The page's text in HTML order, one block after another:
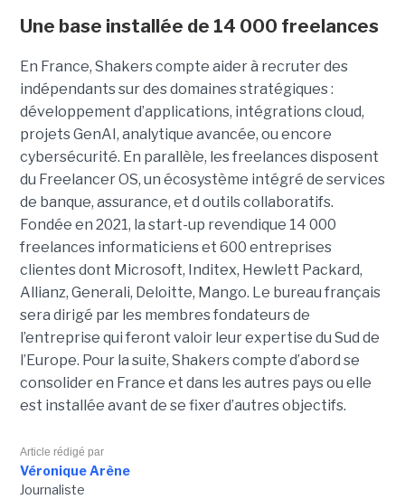
Une base installée de 14 000 freelances
En France, Shakers compte aider à recruter des
indépendants sur des domaines stratégiques :
développement d’applications, intégrations cloud,
projets GenAI, analytique avancée, ou encore
cybersécurité. En parallèle, les freelances disposent
du Freelancer OS, un écosystème intégré de services
de banque, assurance, et d outils collaboratifs.
Fondée en 2021, la start-up revendique 14 000
freelances informaticiens et 600 entreprises
clientes dont Microsoft, Inditex, Hewlett Packard,
Allianz, Generali, Deloitte, Mango. Le bureau français
sera dirigé par les membres fondateurs de
l’entreprise qui feront valoir leur expertise du Sud de
l’Europe. Pour la suite, Shakers compte d’abord se
consolider en France et dans les autres pays ou elle
est installée avant de se fixer d’autres objectifs.
Article rédigé par
Véronique Arène
Journaliste